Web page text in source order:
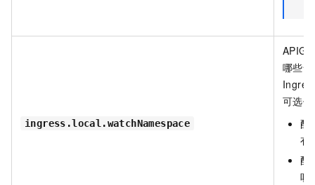
ingress.local.watchNamespace
APIG
哪些
可选
配
有
配
听